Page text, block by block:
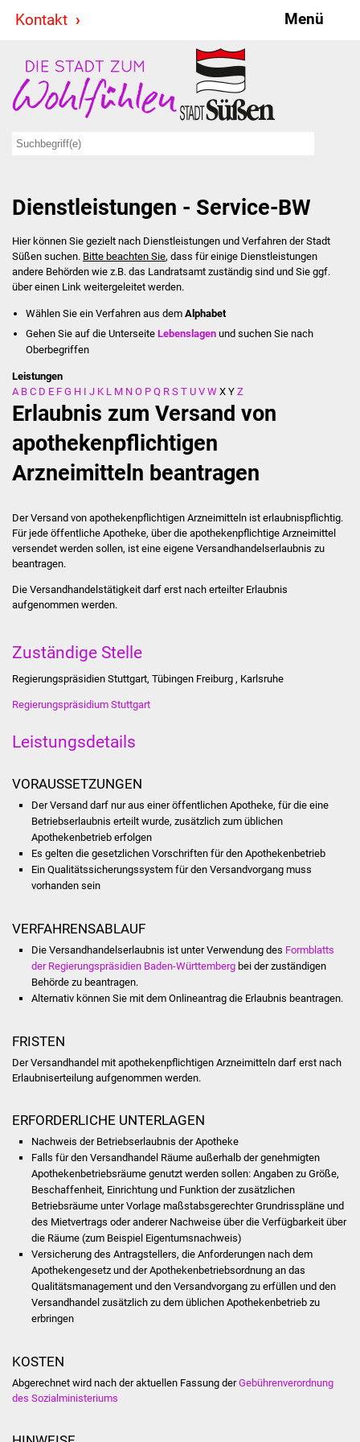
Kontakt Menü
Stadt & Politik
Bürgermeister
Ausschüsse
Ratsinformationssystem
Jugendbeirat
Summerrockfestival
Stadtverwaltung
Behördenwegweiser
Kontakt
Veröffentlichungen
Partnerstädte
Projekte
Sanierung Bizethalle
Ortsentwicklung
Bürger & Service
Dienstleistungen
Lebenslagen
Formulare
Bürgerinfos
Bildung
Kindergärten
Dienstleistungen - Service-BW
Hier können Sie gezielt nach Dienstleistungen und Verfahren der Stadt
Süßen suchen. Bitte beachten Sie, dass für einige Dienstleistungen
andere Behörden wie z.B. das Landratsamt zuständig sind und Sie ggf.
über einen Link weitergeleitet werden.
Wählen Sie ein Verfahren aus dem Alphabet
Gehen Sie auf die UnterseiteLebenslagen und suchen Sie nach
Oberbegriffen
Leistungen
A B C D E F G H I J K L M N O P Q R S T U V W X Y Z
Erlaubnis zum Versand von
apothekenpflichtigen
Arzneimitteln beantragen
Der Versand von apothekenpflichtigen Arzneimitteln ist erlaubnispflichtig.
Für jede öffentliche Apotheke, über die apothekenpflichtige Arzneimittel
versendet werden sollen, ist eine eigene Versandhandelserlaubnis zu
beantragen.
Die Versandhandelstätigkeit darf erst nach erteilter Erlaubnis
aufgenommen werden.
Zuständige Stelle
Regierungspräsidien Stuttgart, Tübingen Freiburg , Karlsruhe
Regierungspräsidium Stuttgart
Leistungsdetails
VORAUSSETZUNGEN
Der Versand darf nur aus einer öffentlichen Apotheke, für die eine
Betriebserlaubnis erteilt wurde, zusätzlich zum üblichen
Apothekenbetrieb erfolgen
Es gelten die gesetzlichen Vorschriften für den Apothekenbetrieb
Ein Qualitätssicherungssystem für den Versandvorgang muss
vorhanden sein
VERFAHRENSABLAUF
Die Versandhandelserlaubnis ist unter Verwendung des Formblatts
der Regierungspräsidien Baden-Württembergbei der zuständigen
Behörde zu beantragen.
Alternativ können Sie mit dem Onlineantrag die Erlaubnis beantragen.
FRISTEN
Der Versandhandel mit apothekenpflichtigen Arzneimitteln darf erst nach
Erlaubniserteilung aufgenommen werden.
ERFORDERLICHE UNTERLAGEN
Nachweis der Betriebserlaubnis der Apotheke
Falls für den Versandhandel Räume außerhalb der genehmigten
Apothekenbetriebsräume genutzt werden sollen: Angaben zu Größe,
Beschaffenheit, Einrichtung und Funktion der zusätzlichen
Betriebsräume unter Vorlage maßstabsgerechter Grundrisspläne und
des Mietvertrags oder anderer Nachweise über die Verfügbarkeit über
die Räume (zum Beispiel Eigentumsnachweis)
Versicherung des Antragstellers, die Anforderungen nach dem
Apothekengesetz und der Apothekenbetriebsordnung an das
Qualitätsmanagement und den Versandvorgang zu erfüllen und den
Versandhandel zusätzlich zu dem üblichen Apothekenbetrieb zu
erbringen
KOSTEN
Abgerechnet wird nach der aktuellen Fassung derGebührenverordnung
des Sozialministeriums